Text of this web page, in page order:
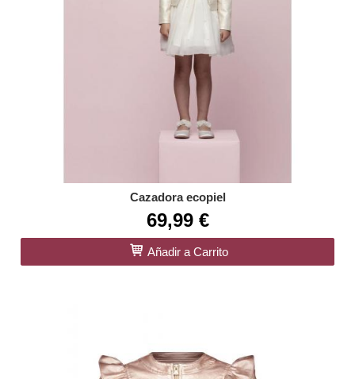
Cazadora ecopiel
69,99 €
Añadir a Carrito